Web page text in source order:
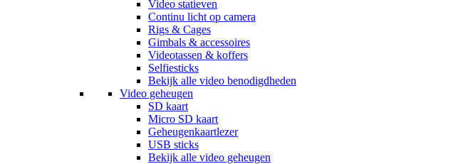
Video statieven
Continu licht op camera
Rigs & Cages
Gimbals & accessoires
Videotassen & koffers
Selfiesticks
Bekijk alle video benodigdheden
Video geheugen
SD kaart
Micro SD kaart
Geheugenkaartlezer
USB sticks
Bekijk alle video geheugen